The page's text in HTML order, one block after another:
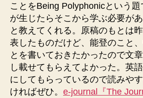
ことをBeing Polyphonicという
が生じたらそこから学ぶ必要が
と教えてくれる。原稿のもとは
表したものだけど、能登のこと
とを書いておきたかったので文
し載せてもらえてよかった。英
にしてもらっているので読みや
ければぜひ。 e-journal『The